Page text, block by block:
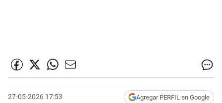
27-05-2026 17:53 Agregar PERFIL en Google